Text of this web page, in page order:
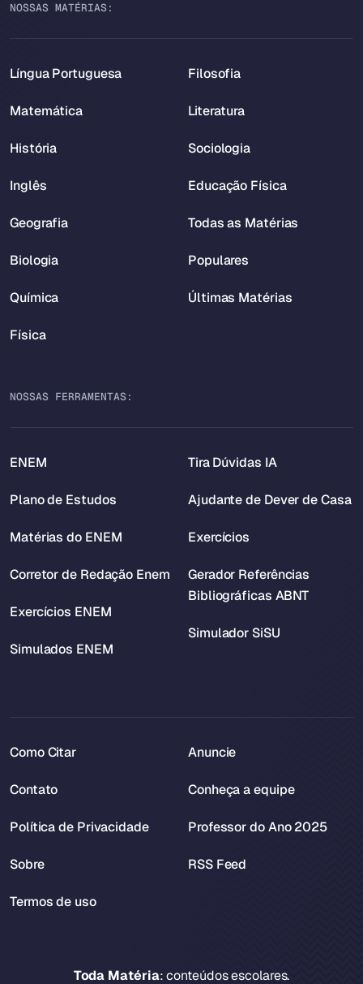
NOSSAS MATÉRIAS:
Língua Portuguesa
Matemática
História
Inglês
Geografia
Biologia
Química
Física
Filosofia
Literatura
Sociologia
Educação Física
Todas as Matérias
Populares
Últimas Matérias
NOSSAS FERRAMENTAS:
ENEM
Plano de Estudos
Matérias do ENEM
Corretor de Redação Enem
Exercícios ENEM
Simulados ENEM
Tira Dúvidas IA
Ajudante de Dever de Casa
Exercícios
Gerador Referências
Bibliográficas ABNT
Simulador SiSU
Toda Matéria: conteúdos escolares.
Como Citar
Contato
Política de Privacidade
Sobre
Termos de uso
Anuncie
Conheça a equipe
Professor do Ano 2025
RSS Feed